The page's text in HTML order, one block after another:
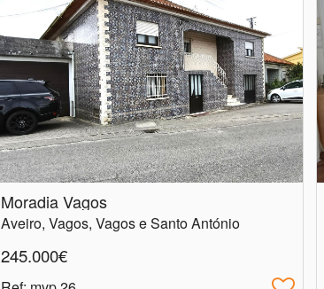
Moradia Vagos
Aveiro, Vagos, Vagos e Santo António
245.000€